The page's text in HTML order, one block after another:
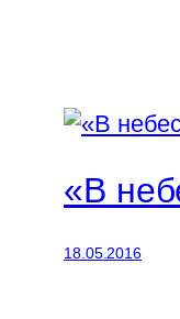
«В
18.05.2016